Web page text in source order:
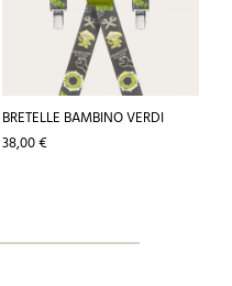
BRETELLE BAMBINO VERDI
Prezzo
38,00 €